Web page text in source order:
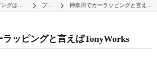
ブログ 神奈川でカーラッピングと言えばTonyWorks
ッピングと言えばTonyWorks